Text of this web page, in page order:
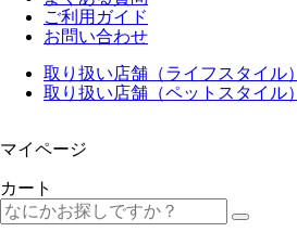
ご利用ガイド
お問い合わせ
取り扱い店舗（ライフスタイル）
取り扱い店舗（ペットスタイル）
マイページ
カート